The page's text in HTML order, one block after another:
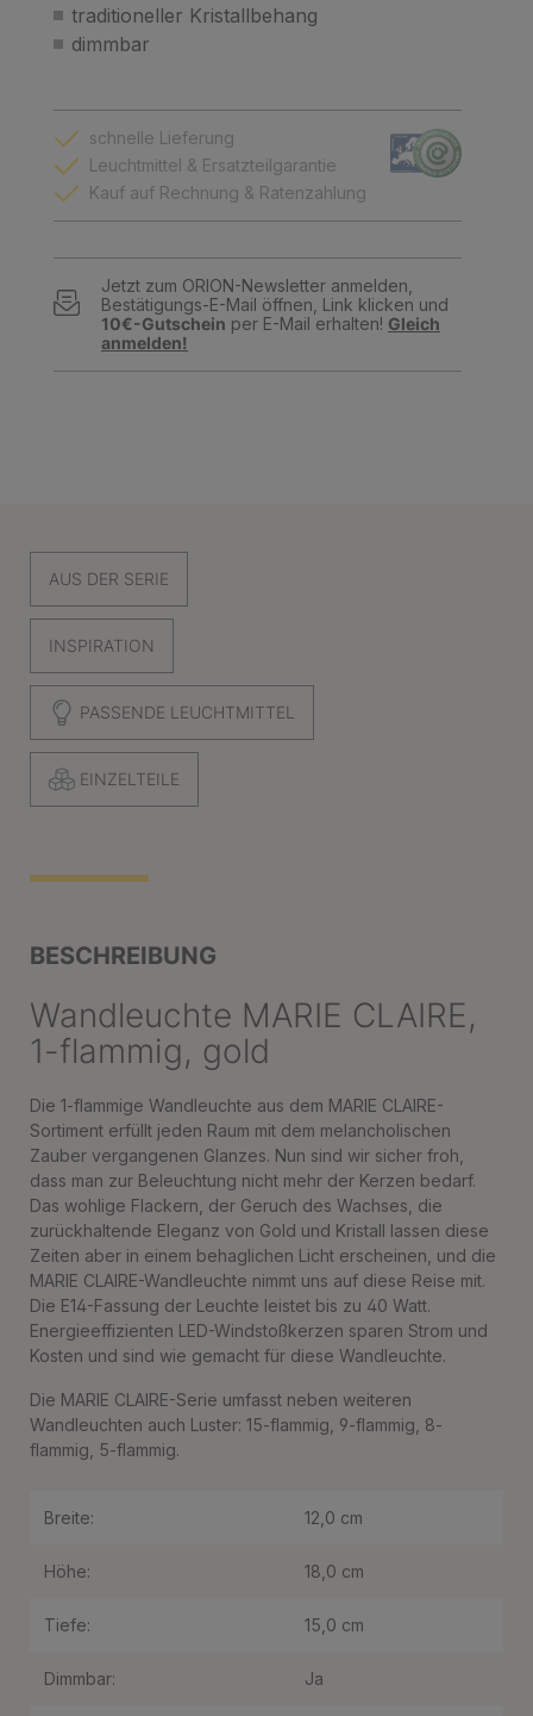
traditioneller Kristallbehang
dimmbar
schnelle Lieferung
Leuchtmittel & Ersatzteilgarantie
Kauf auf Rechnung & Ratenzahlung
Jetzt zum ORION-Newsletter anmelden,
Bestätigungs-E-Mail öffnen, Link klicken und
10€-Gutschein per E-Mail erhalten! Gleich
anmelden!
AUS DER SERIE
INSPIRATION
PASSENDE LEUCHTMITTEL
EINZELTEILE
BESCHREIBUNG
Wandleuchte MARIE CLAIRE,
1-flammig, gold
Die 1-flammige Wandleuchte aus dem MARIE CLAIRE-
Sortiment erfüllt jeden Raum mit dem melancholischen
Zauber vergangenen Glanzes. Nun sind wir sicher froh,
dass man zur Beleuchtung nicht mehr der Kerzen bedarf.
Das wohlige Flackern, der Geruch des Wachses, die
zurückhaltende Eleganz von Gold und Kristall lassen diese
Zeiten aber in einem behaglichen Licht erscheinen, und die
MARIE CLAIRE-Wandleuchte nimmt uns auf diese Reise mit.
Die E14-Fassung der Leuchte leistet bis zu 40 Watt.
Energieeffizienten LED-Windstoßkerzen sparen Strom und
Kosten und sind wie gemacht für diese Wandleuchte.
Die MARIE CLAIRE-Serie umfasst neben weiteren
Wandleuchten auch Luster: 15-flammig, 9-flammig, 8-
flammig, 5-flammig.
Breite: 12,0 cm
Höhe: 18,0 cm
Tiefe: 15,0 cm
Dimmbar: Ja